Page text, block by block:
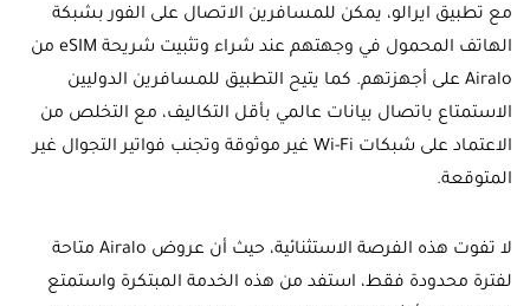
مع تطبيق ايرالو، يمكن للمسافرين الاتصال على الفور بشبكة
الهاتف المحمول في وجهتهم عند شراء وتثبيت شريحة eSIM من
Airalo على أجهزتهم. كما يتيح التطبيق للمسافرين الدوليين
الاستمتاع باتصال بيانات عالمي بأقل التكاليف، مع التخلص من
الاعتماد على شبكات Wi-Fi غير موثوقة وتجنب فواتير التجوال غير
المتوقعة.
لا تفوت هذه الفرصة الاستثنائية، حيث أن عروض Airalo متاحة
لفترة محدودة فقط، استفد من هذه الخدمة المبتكرة واستمتع